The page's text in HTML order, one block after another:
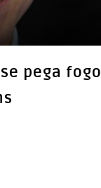
pega fogo